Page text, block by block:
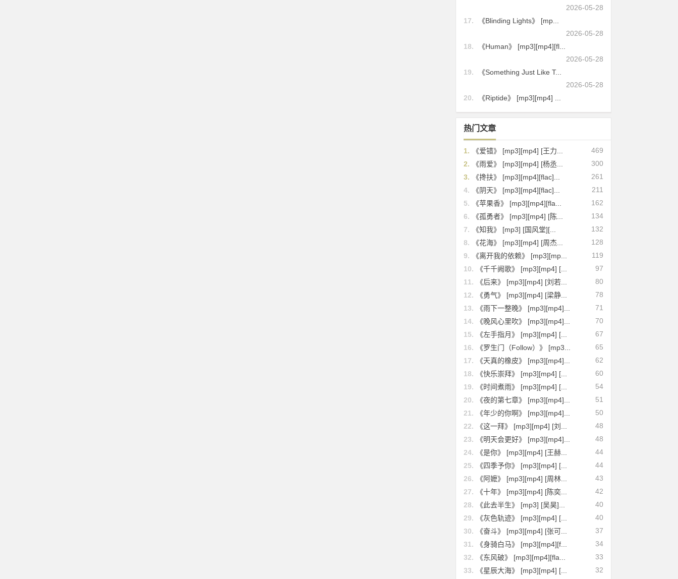
2026-05-28
17.
《Blinding Lights》 [mp...
2026-05-28
18.
《Human》 [mp3][mp4][fl...
2026-05-28
19.
《Something Just Like T...
2026-05-28
20.
《Riptide》 [mp3][mp4] ...
热门文章
469
1.
《爱错》 [mp3][mp4] [王力...
300
2.
《雨爱》 [mp3][mp4] [杨丞...
261
3.
《搀扶》 [mp3][mp4][flac]...
211
4.
《阴天》 [mp3][mp4][flac]...
162
5.
《苹果香》 [mp3][mp4][fla...
134
6.
《孤勇者》 [mp3][mp4] [陈...
132
7.
《知我》 [mp3] [国风堂][...
128
8.
《花海》 [mp3][mp4] [周杰...
119
9.
《离开我的依赖》 [mp3][mp...
97
10.
《千千阙歌》 [mp3][mp4] [...
80
11.
《后来》 [mp3][mp4] [刘若...
78
12.
《勇气》 [mp3][mp4] [梁静...
71
13.
《雨下一整晚》 [mp3][mp4]...
70
14.
《晚风心里吹》 [mp3][mp4]...
67
15.
《左手指月》 [mp3][mp4] [...
65
16.
《罗生门（Follow）》 [mp3...
62
17.
《天真的橡皮》 [mp3][mp4]...
60
18.
《快乐崇拜》 [mp3][mp4] [...
54
19.
《时间煮雨》 [mp3][mp4] [...
51
20.
《夜的第七章》 [mp3][mp4]...
50
21.
《年少的你啊》 [mp3][mp4]...
48
22.
《这一拜》 [mp3][mp4] [刘...
48
23.
《明天会更好》 [mp3][mp4]...
44
24.
《是你》 [mp3][mp4] [王赫...
44
25.
《四季予你》 [mp3][mp4] [...
43
26.
《阿嬷》 [mp3][mp4] [周林...
42
27.
《十年》 [mp3][mp4] [陈奕...
40
28.
《此去半生》 [mp3] [吴昊]...
40
29.
《灰色轨迹》 [mp3][mp4] [...
37
30.
《奋斗》 [mp3][mp4] [张可...
34
31.
《身骑白马》 [mp3][mp4][f...
33
32.
《东风破》 [mp3][mp4][fla...
32
33. 《星辰大海》 [mp3][mp4] [...